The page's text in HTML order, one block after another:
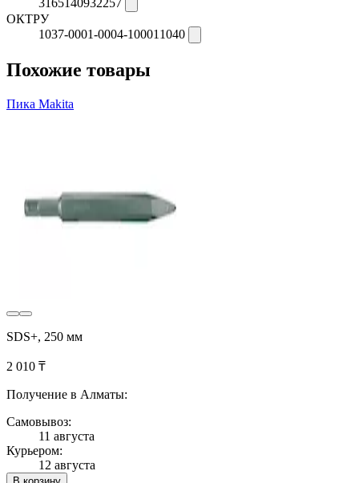
ОКТРУ
1037-0001-0004-100011040
Похожие товары
Пика Makita
SDS+, 250 мм
2 010 ₸
Получение в Алматы:
Самовывоз:
11 августа
Курьером:
12 августа